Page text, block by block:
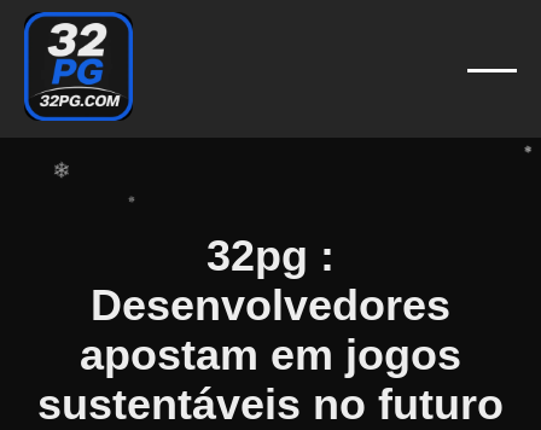
32pg :
Desenvolvedores
apostam em jogos
sustentáveis no futuro
❄ ❄
❄